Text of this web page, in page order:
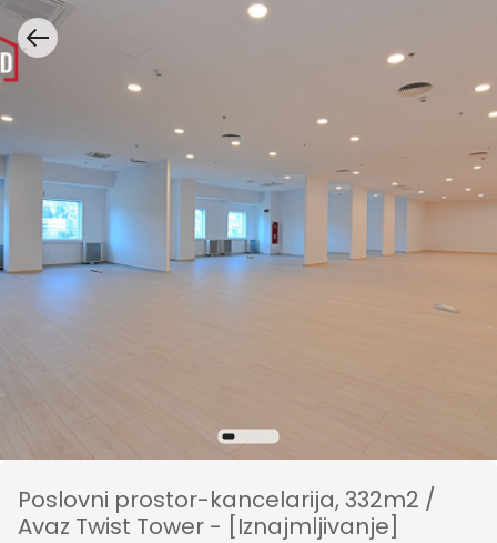
Poslovni prostor-kancelarija, 332m2 /
Avaz Twist Tower - [Iznajmljivanje]